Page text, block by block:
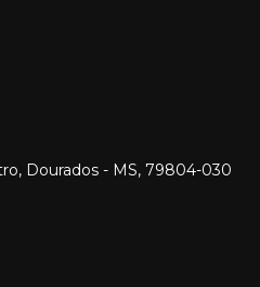
Dourados - MS, 79804-030